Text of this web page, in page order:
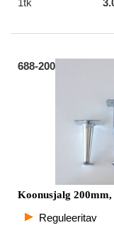
1tk
688-200
Koonusjalg
Reguleeritav